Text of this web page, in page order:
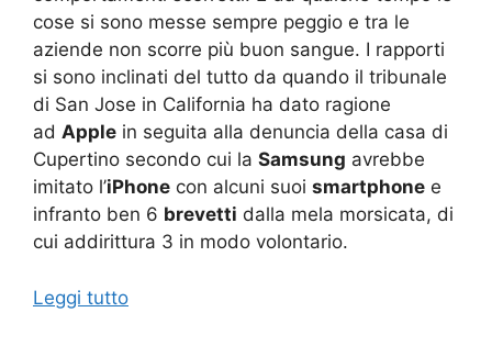
cose si sono messe sempre peggio e tra le
aziende non scorre più buon sangue. I rapporti
si sono inclinati del tutto da quando il tribunale
di San Jose in California ha dato ragione
ad Apple in seguita alla denuncia della casa di
Cupertino secondo cui la Samsung avrebbe
imitato l’iPhone con alcuni suoi smartphone e
infranto ben 6 brevetti dalla mela morsicata, di
cui addirittura 3 in modo volontario.
Leggi tutto